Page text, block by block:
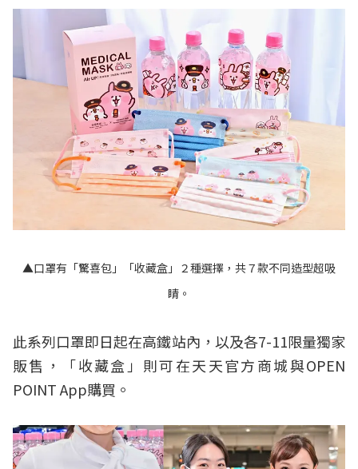
▲口罩有「驚喜包」「收藏盒」２種選擇，共７款不同造型超吸
睛。
此系列口罩即日起在高鐵站內，以及各7-11限量獨家
販售，「收藏盒」則可在天天官方商城與OPEN
POINT App購買。